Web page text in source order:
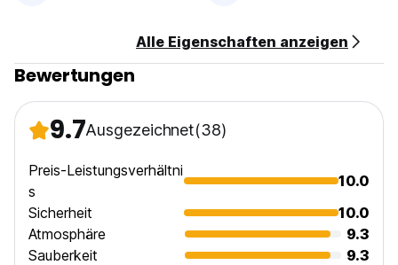
Alle Eigenschaften anzeigen
Bewertungen
9.7Ausgezeichnet(38)
Preis-Leistungsverhältni
s
10.0
Sicherheit
10.0
Atmosphäre
9.3
Sauberkeit
9.3